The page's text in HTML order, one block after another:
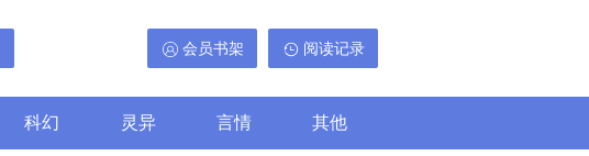
阅读记录
会员书架
科幻 灵异 言情 其他